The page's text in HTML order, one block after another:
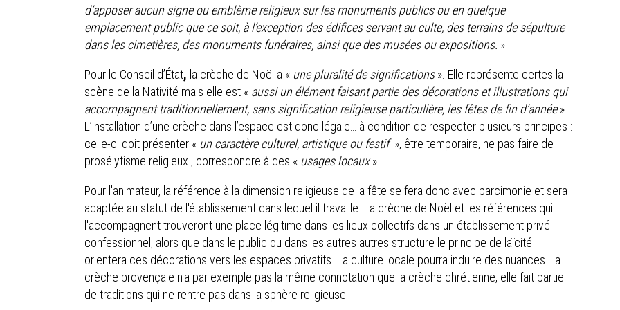
d’apposer aucun signe ou emblème religieux sur les monuments publics ou en quelque
emplacement public que ce soit, à l’exception des édifices servant au culte, des terrains de sépulture
dans les cimetières, des monuments funéraires, ainsi que des musées ou expositions. »
Pour le Conseil d’État, la crèche de Noël a « une pluralité de significations». Elle représente certes la
scène de la Nativité mais elle est « aussi un élément faisant partie des décorations et illustrations qui
accompagnent traditionnellement, sans signification religieuse particulière, les fêtes de fin d’année».
L’installation d’une crèche dans l’espace est donc légale… à condition de respecter plusieurs principes :
celle-ci doit présenter « un caractère culturel, artistique ou festif », être temporaire, ne pas faire de
prosélytisme religieux ; correspondre à des « usages locaux».
Pour l'animateur, la référence à la dimension religieuse de la fête se fera donc avec parcimonie et sera
adaptée au statut de l'établissement dans lequel il travaille. La crèche de Noël et les références qui
l'accompagnent trouveront une place légitime dans les lieux collectifs dans un établissement privé
confessionnel, alors que dans le public ou dans les autres autres structure le principe de laïcité
orientera ces décorations vers les espaces privatifs. La culture locale pourra induire des nuances : la
crèche provençale n'a par exemple pas la même connotation que la crèche chrétienne, elle fait partie
de traditions qui ne rentre pas dans la sphère religieuse.